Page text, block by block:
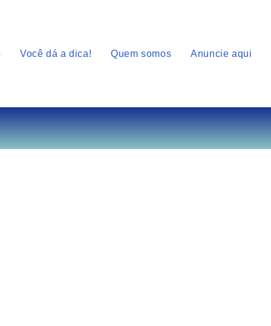
Você dá a dica! Quem somos Anuncie aqui